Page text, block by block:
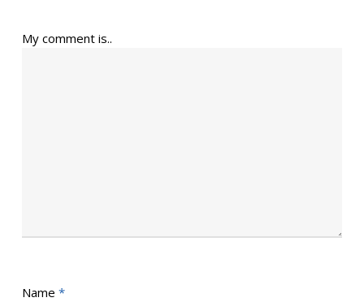
My comment is..
Name *